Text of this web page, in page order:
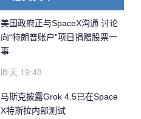
美国政府正与SpaceX沟通 讨论
向“特朗普账户”项目捐赠股票一
事
昨天 19:48
马斯克披露Grok 4.5已在Space
X特斯拉内部测试